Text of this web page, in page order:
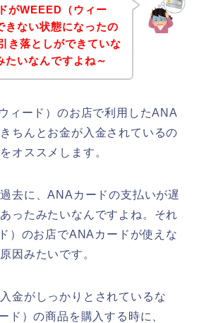
がWEEED（ウィー
きない状態になったの
き落としができていな
たいなんですよね～
ィード）のお店で利用したANA
ちんとお金が入金されているの
オススメします。
去に、ANAカードの支払いが遅
ったみたいなんですよね。それ
）のお店でANAカードが使えな
因みたいです。
金がしっかりとされているな
ド）の商品を購入する時に、